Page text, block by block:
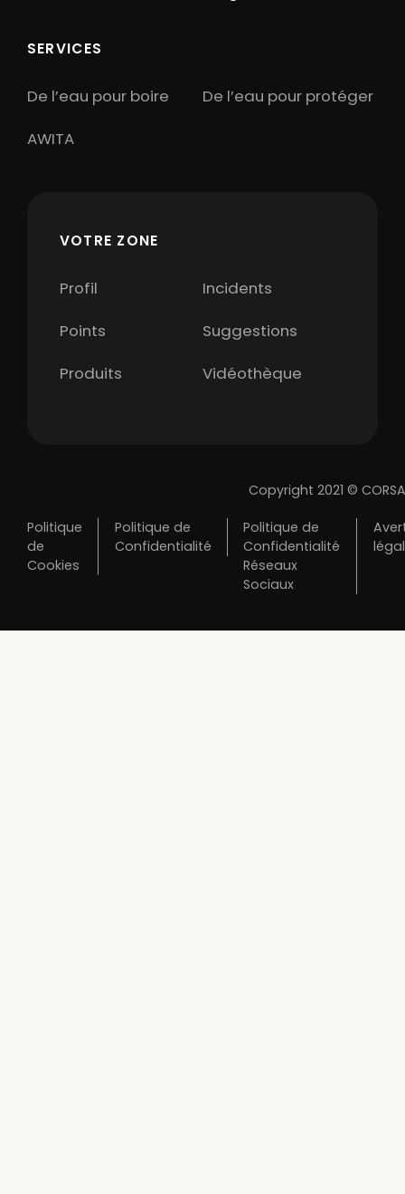
SERVICES
De l’eau pour boire
De l’eau pour protéger
AWITA
VOTRE ZONE
Profil
Incidents
Points
Suggestions
Produits
Vidéothèque
Copyright 2021 ©
Politique
de
Cookies
Politique de
Confidentialité
Politique de
Confidentialité
Réseaux
Sociaux
légal